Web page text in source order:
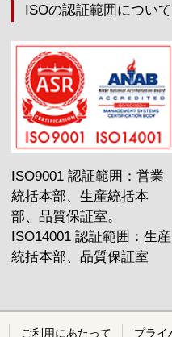
ISOの認証範囲について
ISO9001 認証範囲：営業
統括本部、生産統括本
部、品質保証室。
ISO14001 認証範囲：生産
統括本部、品質保証室
ご利用にあたって プライ